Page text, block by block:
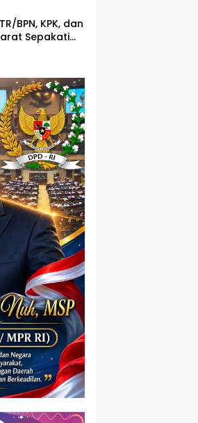
BPN, KPK, dan
Sepakati
Upaya
Daerah